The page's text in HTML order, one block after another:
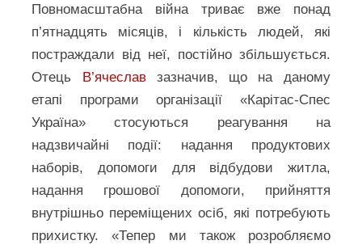
Повномасштабна війна триває вже понад
п’ятнадцять місяців, і кількість людей, які
постраждали від неї, постійно збільшується.
Отець В’ячеславзазначив, що на даному
етапі програми організації «Карітас-Спес
Україна» стосуються реагування на
надзвичайні події: надання продуктових
наборів, допомоги для відбудови житла,
надання грошової допомоги, прийняття
внутрішньо переміщених осіб, які потребують
прихистку. «Тепер ми також розробляємо